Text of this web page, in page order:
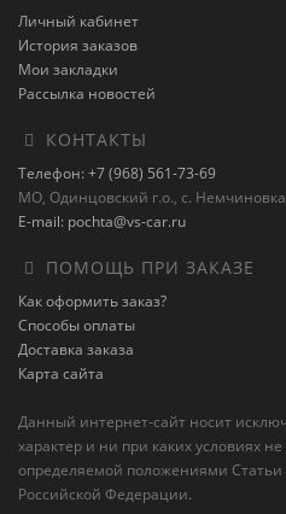
Личный кабинет
История заказов
Мои закладки
Рассылка новостей
КОНТАКТЫ
Телефон: +7 (968) 561-73-69
МО, Одинцовский г.о., с.
E-mail: pochta@vs-car.ru
ПОМОЩЬ ПРИ ЗАКАЗЕ
Как оформить заказ?
Способы оплаты
Доставка заказа
Карта сайта
Данный интернет-сайт носит
характер и ни при каких условиях
определяемой положениями Статьи
Российской Федерации.